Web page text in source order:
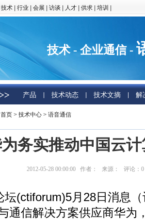
技术 行业 会展 访谈 人才 供求 培训
技术 - 企业通信 -
产品 技术动态 技术文摘 解
首页 > 技术中心 > 语音通信
务实推动中国云
2012-05-28 00:00:00 作者： 来源： 评论： 0
月28日消息（
通信解决方案供应商华